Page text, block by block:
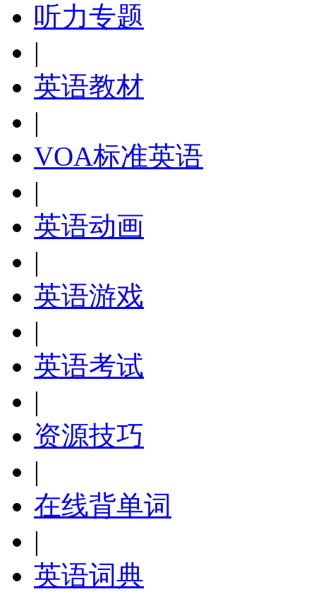
听力专题
|
英语教材
|
VOA标准英语
|
英语动画
|
英语游戏
|
英语考试
|
资源技巧
|
在线背单词
|
英语词典